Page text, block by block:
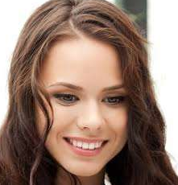
bố quy định mới có hiệu lực
trên 10.000 USD chuyển sang
Bitcoin khai thác thành
các block kéo dài nhiều giờ.
đang trong giai đoạn tích
tập trung quản trị rủi ro
kể từ tháng 4 với 1 tỷ USD)
tại dòng thời gian của Vlike.vn!